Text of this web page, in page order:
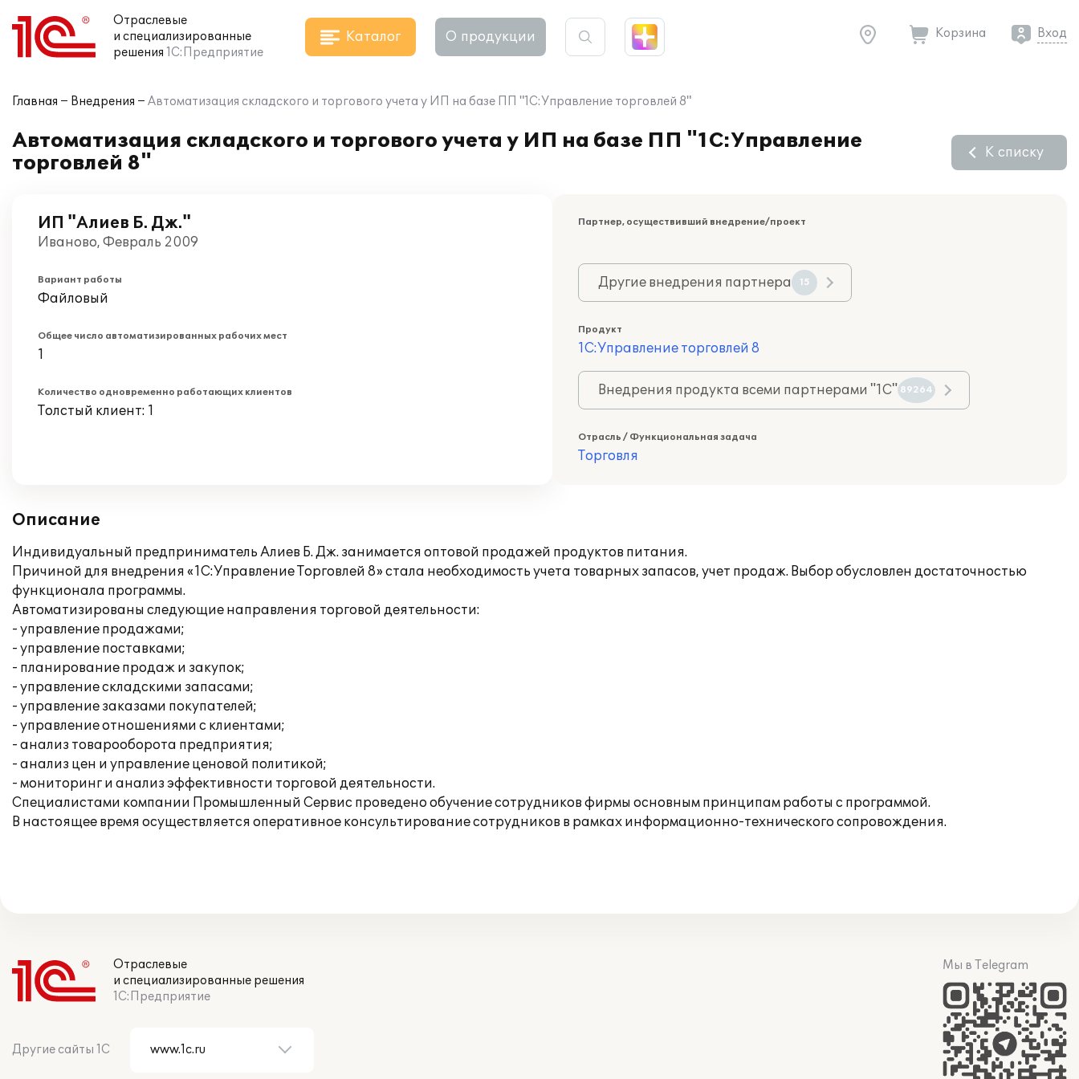
Отраслевые
и специализированные
решения 1С:Предприятие
Каталог О продукции Корзина Вход
Главная Внедрения Автоматизация складского и торгового учета у ИП на базе ПП "1С:Управление торговлей 8"
Автоматизация складского и торгового учета у ИП на базе ПП "1С:Управление
торговлей 8"
К списку
ИП "Алиев Б. Дж."
Иваново, Февраль 2009
Вариант работы
Файловый
Общее число автоматизированных рабочих мест
1
Количество одновременно работающих клиентов
Толстый клиент: 1
Партнер, осуществивший внедрение/проект
Другие внедрения партнера 15
Продукт
1С:Управление торговлей 8
Внедрения продукта всеми партнерами "1С" 89264
Отрасль / Функциональная задача
Торговля
Описание
Индивидуальный предприниматель Алиев Б. Дж. занимается оптовой продажей продуктов питания.
Причиной для внедрения «1С:Управление Торговлей 8» стала необходимость учета товарных запасов, учет продаж. Выбор обусловлен достаточностью
функционала программы.
Автоматизированы следующие направления торговой деятельности:
- управление продажами;
- управление поставками;
- планирование продаж и закупок;
- управление складскими запасами;
- управление заказами покупателей;
- управление отношениями с клиентами;
- анализ товарооборота предприятия;
- анализ цен и управление ценовой политикой;
- мониторинг и анализ эффективности торговой деятельности.
Специалистами компании Промышленный Сервис проведено обучение сотрудников фирмы основным принципам работы с программой.
В настоящее время осуществляется оперативное консультирование сотрудников в рамках информационно-технического сопровождения.
Отраслевые
и специализированные решения
1С:Предприятие
Другие сайты 1С
Мы в Telegram